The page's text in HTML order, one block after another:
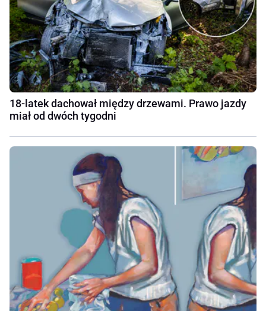
18-latek dachował między drzewami. Prawo jazdy
miał od dwóch tygodni